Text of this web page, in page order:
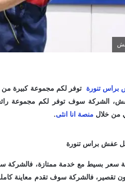
تنورة توفر لكم مجموعة كبيرة من
الشركة سوف توفر لكم مجموعة
من خلال منصة انا انثى.
عفش براس تنورة
سعر بسيط مع خدمة ممتازة،
تقصير، فالشركة سوف تقدم معاينة